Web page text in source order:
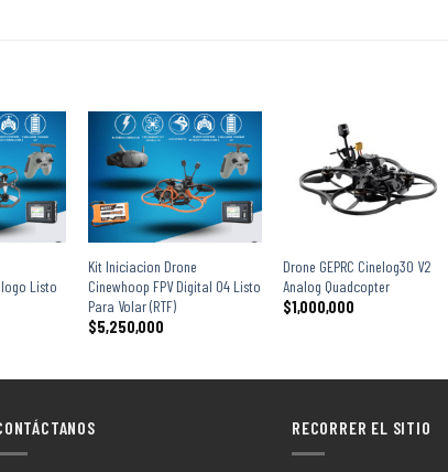
Listo
+
Kit Iniciacion Drone
Cinewhoop FPV Digital O4 Listo
Para Volar (RTF)
$5,250,000
Drone GEPRC Cinelog30 V2
Analog Quadcopter
$1,000,000
RECORRER EL SITIO